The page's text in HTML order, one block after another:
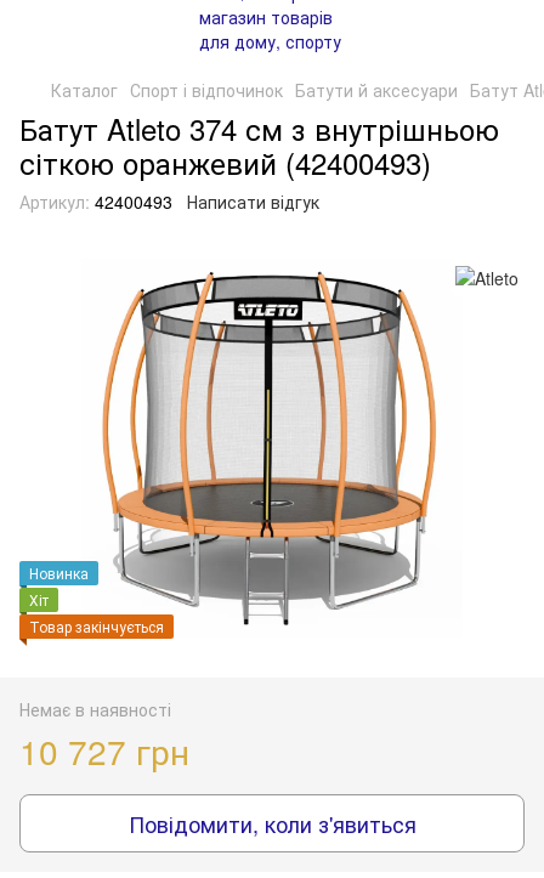
Каталог Спорт і відпочинок Батути й аксесуари Батут
Батут Atleto 374 см з внутрішньою
сіткою оранжевий (42400493)
Артикул: 42400493 Написати відгук
Новинка
Хіт
Товар закінчується
Немає в наявності
10 727 грн
Повідомити, коли з'явиться